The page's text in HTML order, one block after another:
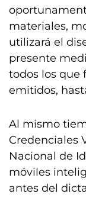
materiales,
utilizará el
presente
todos los que
emitidos,
Al mismo
Credenciales
Nacional de
móviles
antes del